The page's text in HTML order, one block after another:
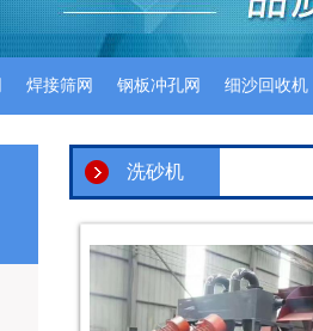
焊接筛网 钢板冲孔网 细沙回收机
洗砂机